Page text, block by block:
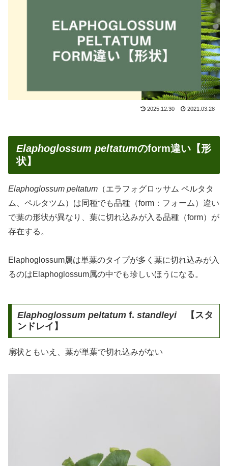
2025.12.30 2021.03.28
Elaphoglossum peltatumのform違い【形
状】
Elaphoglossum peltatum （エラフォグロッサム ペルタタ
ム、ペルタツム）は同種でも品種（form：フォーム）違い
で葉の形状が異なり、葉に切れ込みが入る品種（form）が
存在する。
Elaphoglossum属は単葉のタイプが多く葉に切れ込みが入
るのはElaphoglossum属の中でも珍しいほうになる。
Elaphoglossum peltatumf. standleyi【スタ
ンドレイ】
扇状ともいえ、葉が単葉で切れ込みがない